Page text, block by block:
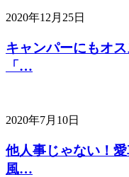
2020年12月25日
キャンパーにもオ
「…
2020年7月10日
他人事じゃない！
風…